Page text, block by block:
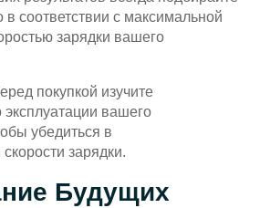
в соответствии с максимальной
зарядки вашего
покупкой изучите
эксплуатации вашего
убедиться в
зарядки.
Будущих